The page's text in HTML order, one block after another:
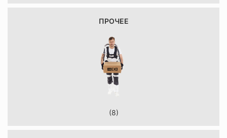
ПРОЧЕЕ
(8)